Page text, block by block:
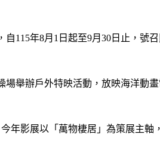
115年8月1日起至9月30日止，號
舉辦戶外特映活動，放映海洋動
年影展以「萬物棲居」為策展主